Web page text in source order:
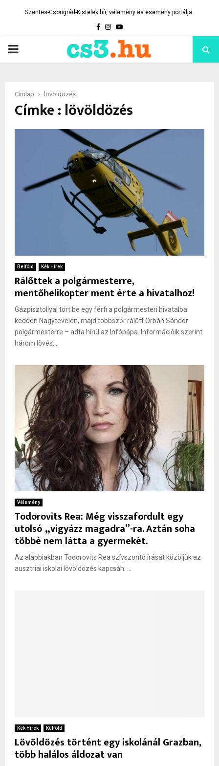
Szentes-Csongrád-Kistelek hír, vélemény és esemény portálja.
Facebook
Instagram
Youtube
PRIMARY
Címlap lövöldözés
Címke : lövöldözés
Belföld Kék Hírek
Rálőttek a polgármesterre,
mentőhelikopter ment érte a hivatalhoz!
Gázpisztollyal tört be egy férfi a polgármesteri hivatalba
kedden Nagytevelen, majd többször rálőtt Orbán Sándor
polgármesterre – adta hírül az Infópápa. Információik szerint
három lövés...
Vélemény
Todorovits Rea: Még visszafordult egy
utolsó „vigyázz magadra”-ra. Aztán soha
többé nem látta a gyermekét.
Az alábbiakban Todorovits Rea szívszorító írását közöljük az
ausztriai iskolai lövöldözés kapcsán. ...
Kék Hírek Külföld
Lövöldözés történt egy iskolánál Grazban,
több halálos áldozat van